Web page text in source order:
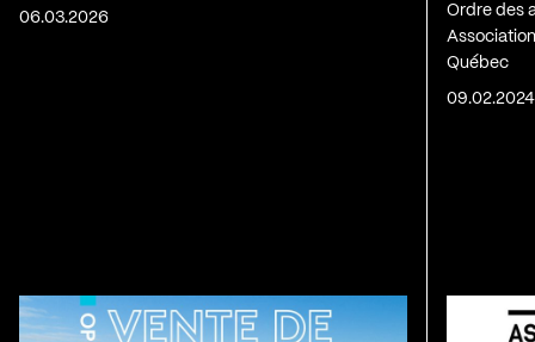
06.03.2026
Ordre des
Québec
09.02.2024